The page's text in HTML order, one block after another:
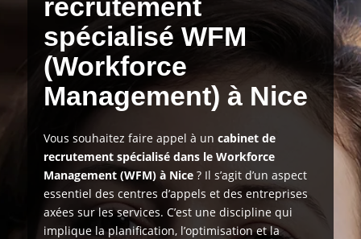
recrutement
spécialisé WFM
(Workforce
Management) à Nice
Vous souhaitez faire appel à un cabinet de
recrutement spécialisé dans le Workforce
Management (WFM) à Nice ? Il s’agit d’un aspect
essentiel des centres d’appels et des entreprises
axées sur les services. C’est une discipline qui
implique la planification, l’optimisation et la